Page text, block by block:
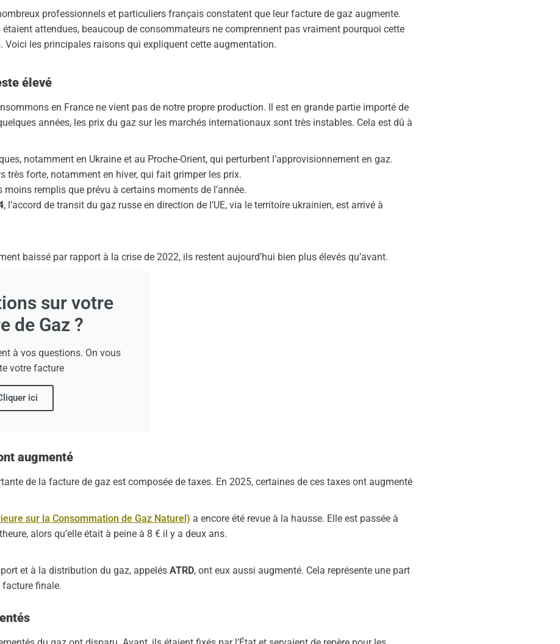
professionnels et particuliers français constatent que leur facture de gaz augmente.
attendues, beaucoup de consommateurs ne comprennent pas vraiment pourquoi cette
Voici les principales raisons qui expliquent cette augmentation.
élevé
en France ne vient pas de notre propre production. Il est en grande partie importé de
années, les prix du gaz sur les marchés internationaux sont très instables. Cela est dû à
notamment en Ukraine et au Proche-Orient, qui perturbent l’approvisionnement en gaz.
très forte, notamment en hiver, qui fait grimper les prix.
moins remplis que prévu à certains moments de l’année.
, l’accord de transit du gaz russe en direction de l’UE, via le territoire ukrainien, est arrivé à
baissé par rapport à la crise de 2022, ils restent aujourd’hui bien plus élevés qu’avant.
sur votre
de Gaz ?
à vos questions. On vous
votre facture
ici
augmenté
de la facture de gaz est composée de taxes. En 2025, certaines de ces taxes ont augmenté
sur la Consommation de Gaz Naturel) a encore été revue à la hausse. Elle est passée à
alors qu’elle était à peine à 8 € il y a deux ans.
et à la distribution du gaz, appelés ATRD, ont eux aussi augmenté. Cela représente une part
facture finale.